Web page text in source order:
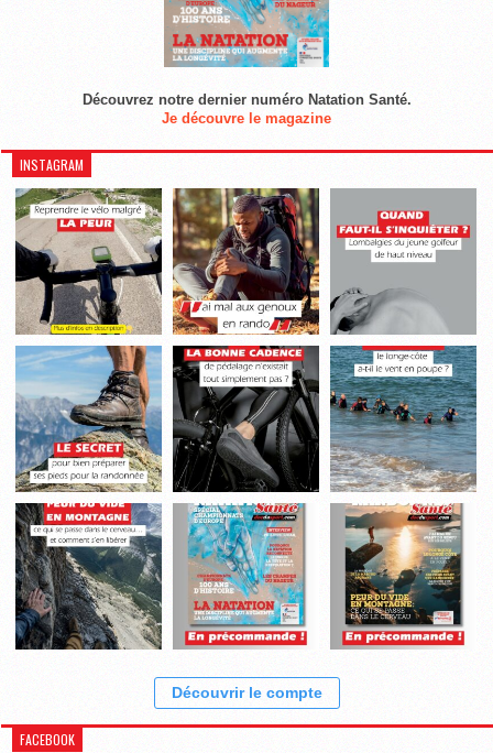
Découvrez notre dernier numéro Natation Santé.
Je découvre le magazine
INSTAGRAM
Découvrir le compte
FACEBOOK